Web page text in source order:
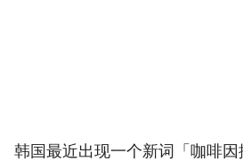
韩国最近出现一个新词「咖啡